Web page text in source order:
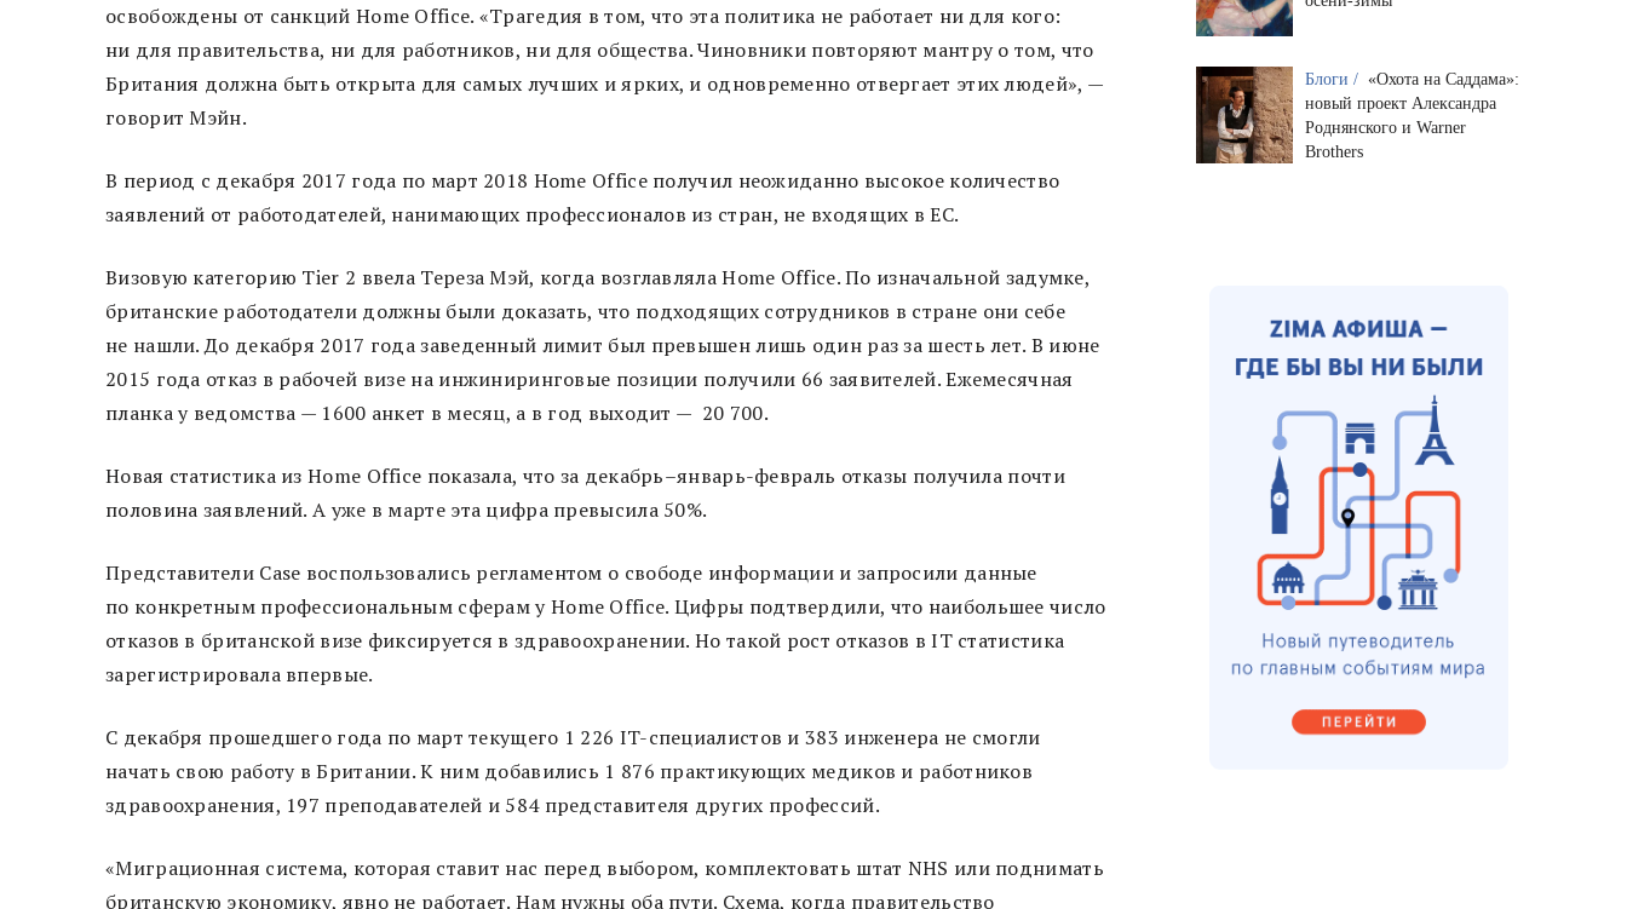
освобождены от санкций Home Office. «Трагедия в том, что эта политика не работает ни для кого:
ни для правительства, ни для работников, ни для общества. Чиновники повторяют мантру о том, что
Британия должна быть открыта для самых лучших и ярких, и одновременно отвергает этих людей», —
говорит Мэйн.
В период с декабря 2017 года по март 2018 Home Office получил неожиданно высокое количество
заявлений от работодателей, нанимающих профессионалов из стран, не входящих в ЕС.
Визовую категорию Tier 2 ввела Тереза Мэй, когда возглавляла Home Office. По изначальной задумке,
британские работодатели должны были доказать, что подходящих сотрудников в стране они себе
не нашли. До декабря 2017 года заведенный лимит был превышен лишь один раз за шесть лет. В июне
2015 года отказ в рабочей визе на инжиниринговые позиции получили 66 заявителей. Ежемесячная
планка у ведомства — 1600 анкет в месяц, а в год выходит — 20 700.
Новая статистика из Home Office показала, что за декабрь–январь-февраль отказы получила почти
половина заявлений. А уже в марте эта цифра превысила 50%.
Представители Case воспользовались регламентом о свободе информации и запросили данные
по конкретным профессиональным сферам у Home Office. Цифры подтвердили, что наибольшее число
отказов в британской визе фиксируется в здравоохранении. Но такой рост отказов в IT статистика
зарегистрировала впервые.
С декабря прошедшего года по март текущего 1 226 IT-специалистов и 383 инженера не смогли
начать свою работу в Британии. К ним добавились 1 876 практикующих медиков и работников
здравоохранения, 197 преподавателей и 584 представителя других профессий.
«Миграционная система, которая ставит нас перед выбором, комплектовать штат NHS или поднимать
британскую экономику, явно не работает. Нам нужны оба пути. Схема, когда правительство
Блоги / «Охота на Саддама»:
новый проект Александра
Роднянского и Warner
Brothers